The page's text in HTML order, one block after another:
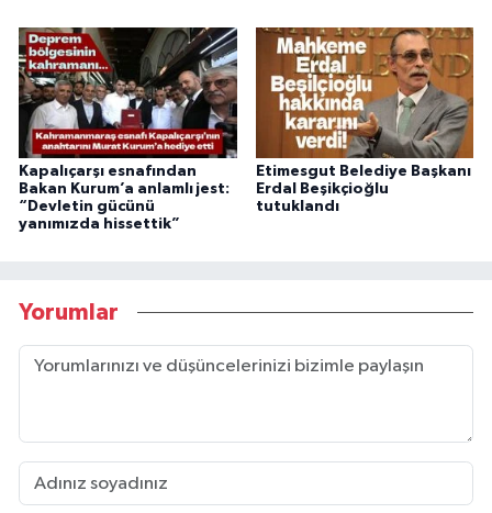
Kapalıçarşı esnafından
Bakan Kurum’a anlamlı jest:
“Devletin gücünü
yanımızda hissettik”
Etimesgut Belediye Başkanı
Erdal Beşikçioğlu
tutuklandı
Yorumlar